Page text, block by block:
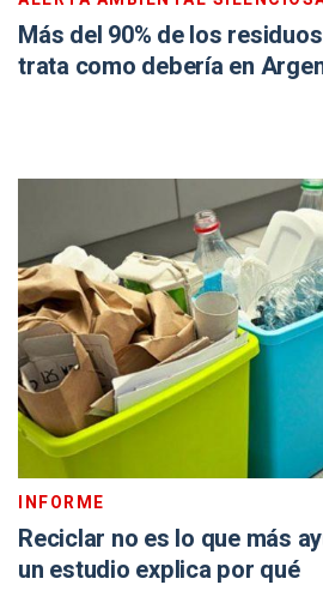
Más del 90% de los
trata como debería en
INFORME
Reciclar no es lo que más
un estudio explica por qué